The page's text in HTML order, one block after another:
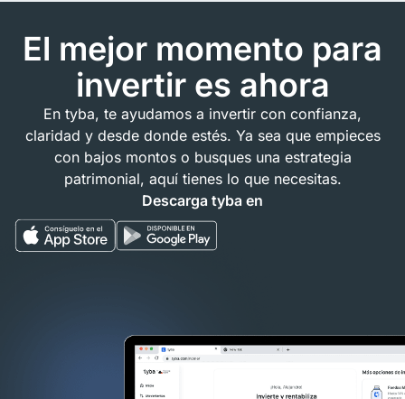
El mejor momento para
invertir es ahora
En tyba, te ayudamos a invertir con confianza,
claridad y desde donde estés. Ya sea que empieces
con bajos montos o busques una estrategia
patrimonial, aquí tienes lo que necesitas.
Descarga tyba en